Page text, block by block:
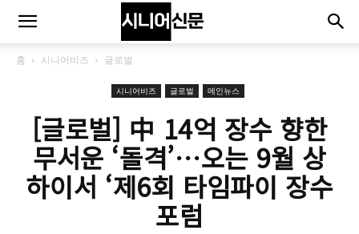
홈 시니어비즈 글로벌
시니어비즈 글로벌 메인뉴스
[글로벌] 中 14억 장수 향한
무서운 ‘돌격’…오는 9월 상
하이서 ‘제6회 타임파이 장수
포럼